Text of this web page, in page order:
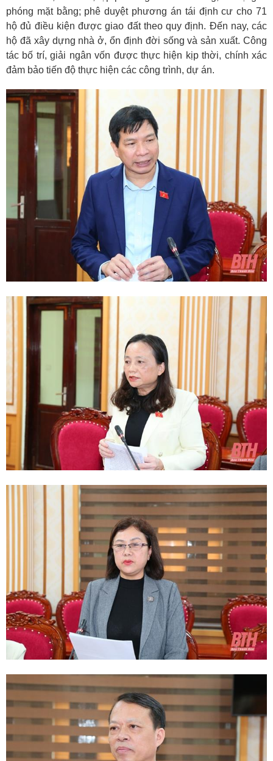
phóng mặt bằng; phê duyệt phương án tái định cư cho 71
hộ đủ điều kiện được giao đất theo quy định. Đến nay, các
hộ đã xây dựng nhà ở, ổn định đời sống và sản xuất. Công
tác bố trí, giải ngân vốn được thực hiện kịp thời, chính xác
đảm bảo tiến độ thực hiện các công trình, dự án.